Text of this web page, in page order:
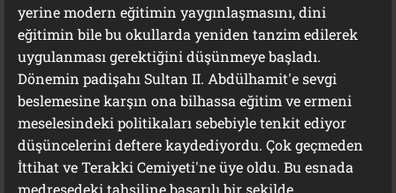
yerine modern eğitimin yaygınlaşmasını, dini
eğitimin bile bu okullarda yeniden tanzim edilerek
uygulanması gerektiğini düşünmeye başladı.
Dönemin padişahı Sultan II. Abdülhamit'e sevgi
beslemesine karşın ona bilhassa eğitim ve ermeni
meselesindeki politikaları sebebiyle tenkit ediyor
düşüncelerini deftere kaydediyordu. Çok geçmeden
İttihat ve Terakki Cemiyeti'ne üye oldu. Bu esnada
medresedeki tahsiline başarılı bir şekilde